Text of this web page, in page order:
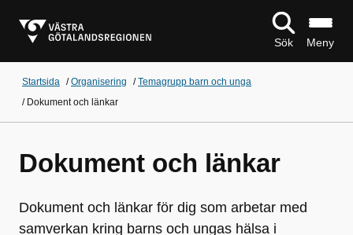
Sök Meny
Startsida /Organisering /Temagrupp barn och unga
/ Dokument och länkar
Dokument och länkar
Dokument och länkar för dig som arbetar med
samverkan kring barns och ungas hälsa i